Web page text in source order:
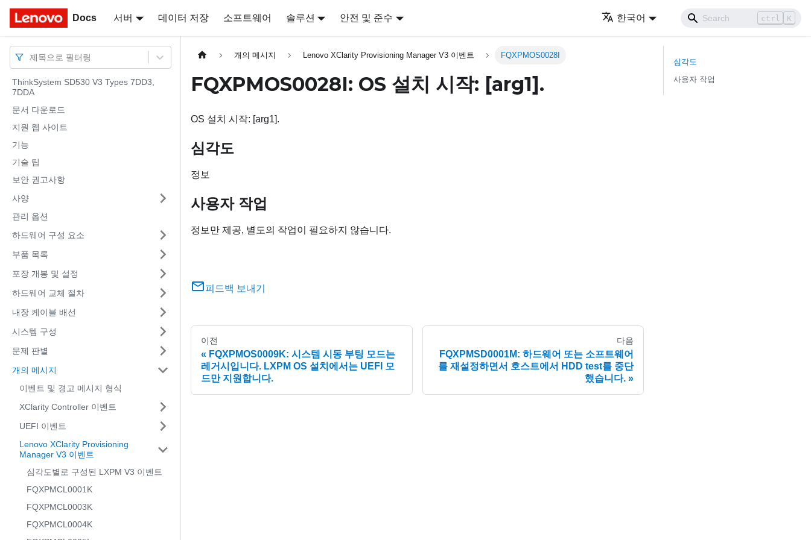
Docs 서버 데이터 저장 소프트웨어 솔루션 안전 및 준수 한국어 ctrl K
Docs
제목으로 필터링
ThinkSystem SD530 V3 Types 7DD3,
7DDA
문서 다운로드
지원 웹 사이트
기능
기술 팁
보안 권고사항
사양
관리 옵션
하드웨어 구성 요소
부품 목록
포장 개봉 및 설정
하드웨어 교체 절차
내장 케이블 배선
시스템 구성
문제 판별
개의 메시지
이벤트 및 경고 메시지 형식
XClarity Controller 이벤트
UEFI 이벤트
Lenovo XClarity Provisioning
Manager V3 이벤트
심각도별로 구성된 LXPM V3 이벤트
FQXPMCL0001K
FQXPMCL0003K
FQXPMCL0004K
개의 메시지 Lenovo XClarity Provisioning Manager V3 이벤트 FQXPMOS0028I
FQXPMOS0028I: OS 설치 시작: [arg1].
OS 설치 시작: [arg1].
심각도
정보
사용자 작업
정보만 제공, 별도의 작업이 필요하지 않습니다.
피드백 보내기
이전
FQXPMOS0009K: 시스템 시동 부팅 모드는
레거시입니다. LXPM OS 설치에서는 UEFI 모
드만 지원합니다.
다음
FQXPMSD0001M: 하드웨어 또는 소프트웨어
를 재설정하면서 호스트에서 HDD test를 중단
했습니다.
심각도
사용자 작업